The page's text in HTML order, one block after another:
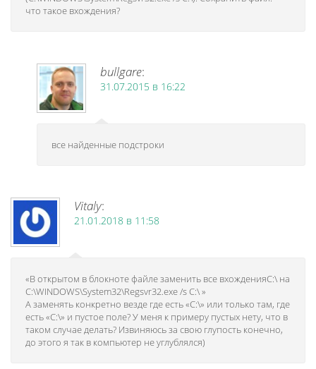
что такое вхождения?
bullgare:
31.07.2015 в 16:22
все найденные подстроки
Vitaly:
21.01.2018 в 11:58
«В открытом в блокноте файле заменить все вхожденияC:\ на
C:\WINDOWS\System32\Regsvr32.exe /s C:\ »
А заменять конкретно везде где есть «С:\» или только там, где
есть «С:\» и пустое поле? У меня к примеру пустых нету, что в
таком случае делать? Извиняюсь за свою глупость конечно,
до этого я так в компьютер не углублялся)